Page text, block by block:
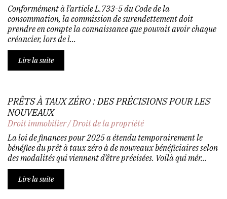
Conformément à l’article L.733-5 du Code de la
consommation, la commission de surendettement doit
prendre en compte la connaissance que pouvait avoir chaque
créancier, lors de l...
Lire la suite
PRÊTS À TAUX ZÉRO : DES PRÉCISIONS POUR LES
NOUVEAUX
Droit immobilier/Droit de la propriété
La loi de finances pour 2025 a étendu temporairement le
bénéfice du prêt à taux zéro à de nouveaux bénéficiaires selon
des modalités qui viennent d’être précisées. Voilà qui mér...
Lire la suite